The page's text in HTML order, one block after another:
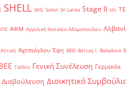
SHELL SKG Sokol Sri Lanka Stage II sts
ΑΦΜ Αγγελική Ναταλία Αδαμοπούλου
Αττική Αχτσιόγλου Έφη ΒΕΘ Βέττας Ι. Βαλκάνια
Γαλλία Γενική Συνέλευση Γερμανία
Διαβούλευση Διοικητικό